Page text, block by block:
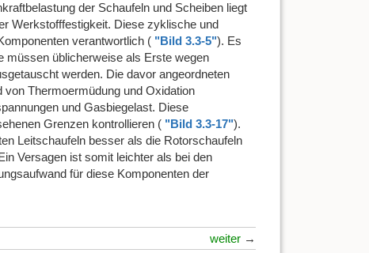
der Schaufeln und Scheiben liegt
Werkstofffestigkeit. Diese zyklische und
verantwortlich ( "Bild 3.3-5"). Es
müssen üblicherweise als Erste wegen
werden. Die davor angeordneten
von Thermoermüdung und Oxidation
und Gasbiegelast. Diese
Grenzen kontrollieren ( "Bild 3.3-17").
Leitschaufeln besser als die Rotorschaufeln
Versagen ist somit leichter als bei den
für diese Komponenten der
weiter →